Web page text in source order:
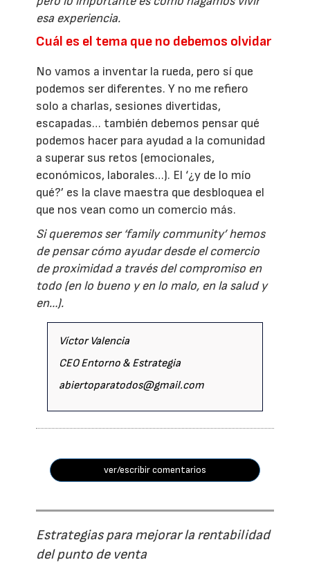
esa experiencia.
Cuál es el tema que no debemos olvidar
No vamos a inventar la rueda, pero sí que
podemos ser diferentes. Y no me refiero
solo a charlas, sesiones divertidas,
escapadas… también debemos pensar qué
podemos hacer para ayudad a la comunidad
a superar sus retos (emocionales,
económicos, laborales…). El ‘¿y de lo mío
qué?’ es la clave maestra que desbloquea el
que nos vean como un comercio más.
Si queremos ser ‘family community’ hemos
de pensar cómo ayudar desde el comercio
de proximidad a través del compromiso en
todo (en lo bueno y en lo malo, en la salud y
en…).
Víctor Valencia
CEO Entorno & Estrategia
abiertoparatodos@gmail.com
ver/escribir comentarios
Estrategias para mejorar la rentabilidad
del punto de venta